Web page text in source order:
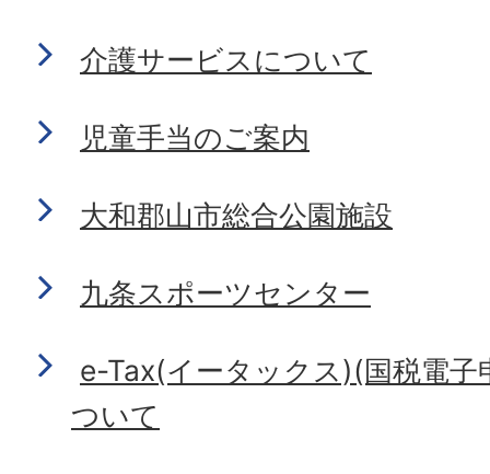
介護サービスについて
児童手当のご案内
大和郡山市総合公園施設
九条スポーツセンター
e-Tax(イータックス)(国税電
ついて